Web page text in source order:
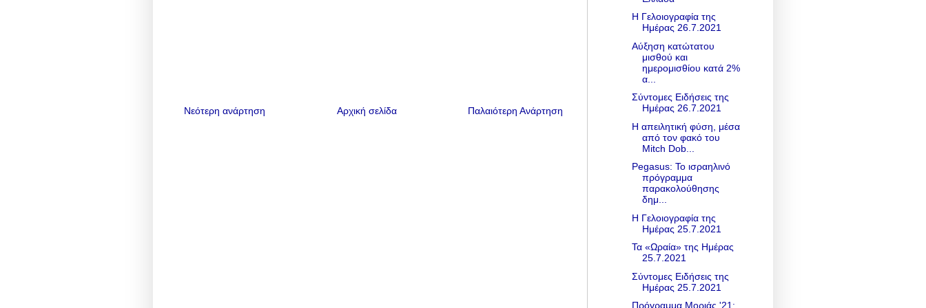
Νεότερη ανάρτηση Παλαιότερη Ανάρτηση
Αρχική σελίδα
Η Γελοιογραφία της
Ημέρας 26.7.2021
Αύξηση κατώτατου
μισθού και
ημερομισθίου κατά 2%
α...
Σύντομες Ειδήσεις της
Ημέρας 26.7.2021
Η απειλητική φύση, μέσα
από τον φακό του
Mitch Dob...
Pegasus: Το ισραηλινό
πρόγραμμα
παρακολούθησης
δημ...
Η Γελοιογραφία της
Ημέρας 25.7.2021
Τα «Ωραία» της Ημέρας
25.7.2021
Σύντομες Ειδήσεις της
Ημέρας 25.7.2021
Πρόγραμμα Μοριάς '21: